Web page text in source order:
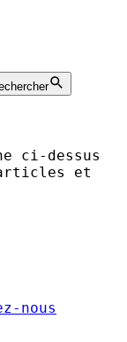
ci-dessus
et
nous